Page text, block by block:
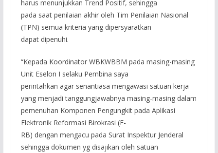
harus menunjukkan Trend Positif, sehingga
pada saat penilaian akhir oleh Tim Penilaian Nasional
(TPN) semua kriteria yang dipersyaratkan
dapat dipenuhi.
“Kepada Koordinator WBKWBBM pada masing-masing
Unit Eselon I selaku Pembina saya
perintahkan agar senantiasa mengawasi satuan kerja
yang menjadi tanggungjawabnya masing-masing dalam
pemenuhan Komponen Pengungkit pada Aplikasi
Elektronik Reformasi Birokrasi (E-
RB) dengan mengacu pada Surat Inspektur Jenderal
sehingga dokumen yg disajikan oleh satuan